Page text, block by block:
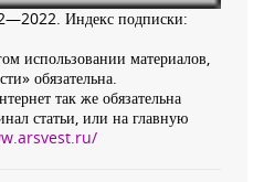
Индекс подписки:
использовании материалов,
обязательна.
так же обязательна
статьи, или на главную